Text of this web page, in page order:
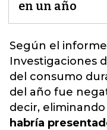
en un año
Según el
Investigaciones
del consumo
del año fue
decir,
habría